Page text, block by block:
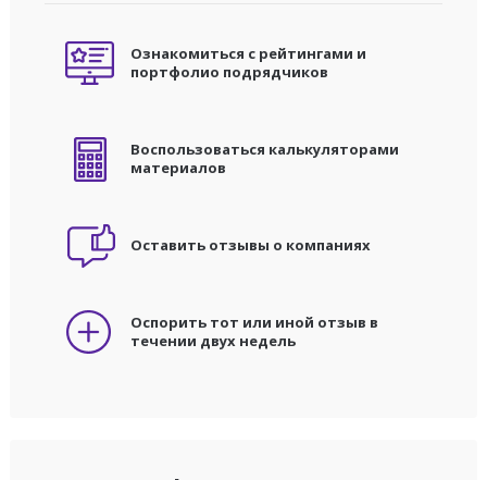
Ознакомиться с рейтингами и
портфолио подрядчиков
Воспользоваться калькуляторами
материалов
Оставить отзывы о компаниях
Оспорить тот или иной отзыв в
течении двух недель